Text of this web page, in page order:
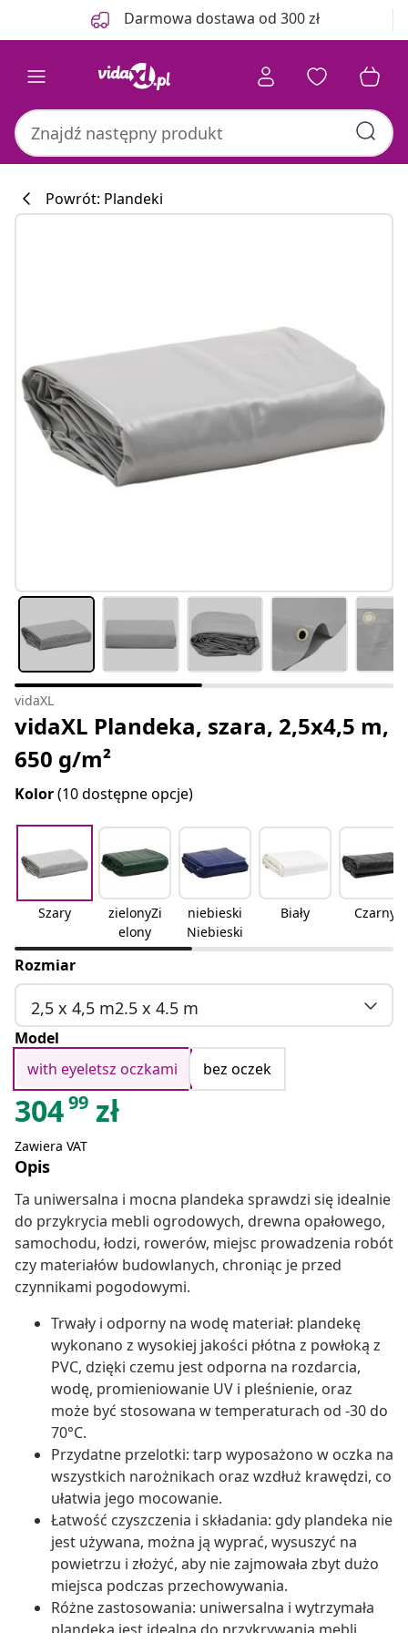
Darmowa dostawa od 300 zł
Powrót: Plandeki
vidaXL
vidaXL Plandeka, szara, 2,5x4,5 m,
650 g/m²
Kolor(10 dostępne opcje)
Szary
zielonyZi
elony
niebieski
Niebieski
Biały Czarny
Rozmiar
2,5 x 4,5 m2.5 x 4.5 m
Model
with eyeletsz oczkami
bez oczek
30499 zł
Zawiera VAT
Opis
Ta uniwersalna i mocna plandeka sprawdzi się idealnie
do przykrycia mebli ogrodowych, drewna opałowego,
samochodu, łodzi, rowerów, miejsc prowadzenia robót
czy materiałów budowlanych, chroniąc je przed
czynnikami pogodowymi.
Trwały i odporny na wodę materiał: plandekę
wykonano z wysokiej jakości płótna z powłoką z
PVC, dzięki czemu jest odporna na rozdarcia,
wodę, promieniowanie UV i pleśnienie, oraz
może być stosowana w temperaturach od -30 do
70°C.
Przydatne przelotki: tarp wyposażono w oczka na
wszystkich narożnikach oraz wzdłuż krawędzi, co
ułatwia jego mocowanie.
Łatwość czyszczenia i składania: gdy plandeka nie
jest używana, można ją wyprać, wysuszyć na
powietrzu i złożyć, aby nie zajmowała zbyt dużo
miejsca podczas przechowywania.
Różne zastosowania: uniwersalna i wytrzymała